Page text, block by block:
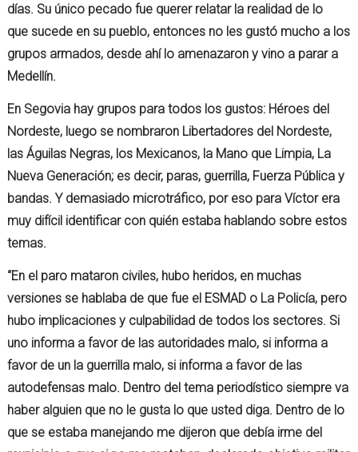
días. Su único pecado fue querer relatar la realidad de lo
que sucede en su pueblo, entonces no les gustó mucho a los
grupos armados, desde ahí lo amenazaron y vino a parar a
Medellín.
En Segovia hay grupos para todos los gustos: Héroes del
Nordeste, luego se nombraron Libertadores del Nordeste,
las Águilas Negras, los Mexicanos, la Mano que Limpia, La
Nueva Generación; es decir, paras, guerrilla, Fuerza Pública y
bandas. Y demasiado microtráfico, por eso para Víctor era
muy difícil identificar con quién estaba hablando sobre estos
temas.
“En el paro mataron civiles, hubo heridos, en muchas
versiones se hablaba de que fue el ESMAD o La Policía, pero
hubo implicaciones y culpabilidad de todos los sectores. Si
uno informa a favor de las autoridades malo, si informa a
favor de un la guerrilla malo, si informa a favor de las
autodefensas malo. Dentro del tema periodístico siempre va
haber alguien que no le gusta lo que usted diga. Dentro de lo
que se estaba manejando me dijeron que debía irme del